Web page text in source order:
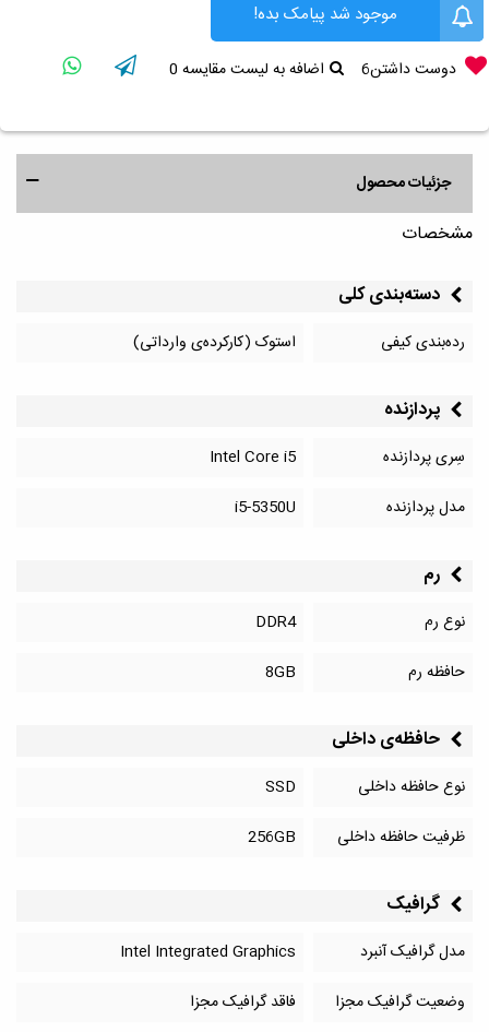
موجود شد پیامک بده!
دوست داشتن6 اضافه به لیست مقایسه 0
جزئیات محصول
مشخصات
دسته‌بندی کلی
رده‌بندی کیفی استوک (کارکرده‌ی وارداتی)
پردازنده
سِری پردازنده
Intel Core i5
مدل پردازنده
i5-5350U
رم
نوع رم
DDR4
حافظه رم
8GB
حافظه‌‌ی داخلی
نوع حافظه داخلی
SSD
ظرفیت حافظه داخلی
256GB
گرافیک
مدل گرافیک آنبرد
Intel Integrated Graphics
وضعیت گرافیک مجزا
فاقد گرافیک مجزا